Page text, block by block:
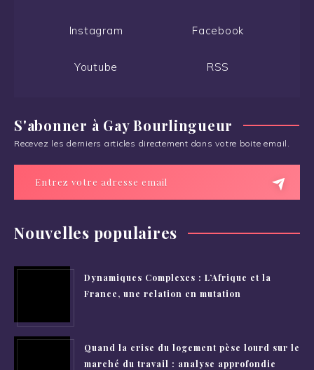
Instagram Facebook
Youtube RSS
S'abonner à Gay Bourlingueur
Recevez les derniers articles directement dans votre boite email.
Nouvelles populaires
Dynamiques Complexes : L’Afrique et la
France, une relation en mutation
Quand la crise du logement pèse lourd sur le
marché du travail : analyse approfondie